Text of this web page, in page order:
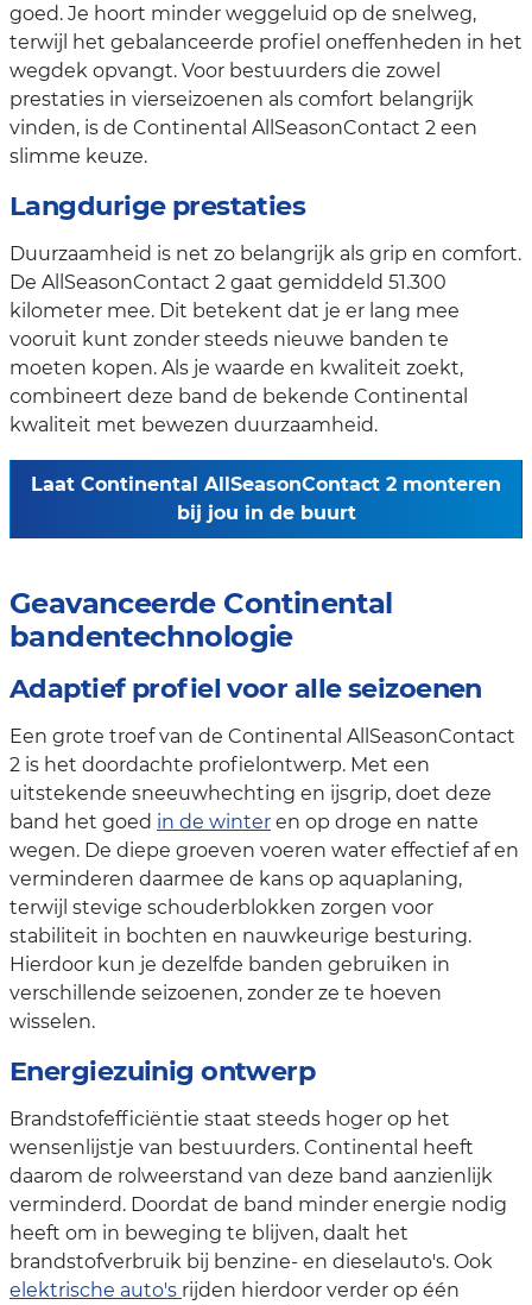
goed. Je hoort minder weggeluid op de snelweg,
terwijl het gebalanceerde profiel oneffenheden in het
wegdek opvangt. Voor bestuurders die zowel
prestaties in vierseizoenen als comfort belangrijk
vinden, is de Continental AllSeasonContact 2 een
slimme keuze.
Langdurige prestaties
Duurzaamheid is net zo belangrijk als grip en comfort.
De AllSeasonContact 2 gaat gemiddeld 51.300
kilometer mee. Dit betekent dat je er lang mee
vooruit kunt zonder steeds nieuwe banden te
moeten kopen. Als je waarde en kwaliteit zoekt,
combineert deze band de bekende Continental
kwaliteit met bewezen duurzaamheid.
Laat Continental AllSeasonContact 2 monteren
bij jou in de buurt
Geavanceerde Continental
bandentechnologie
Adaptief profiel voor alle seizoenen
Een grote troef van de Continental AllSeasonContact
2 is het doordachte profielontwerp. Met een
uitstekende sneeuwhechting en ijsgrip, doet deze
band het goed in de winter en op droge en natte
wegen. De diepe groeven voeren water effectief af en
verminderen daarmee de kans op aquaplaning,
terwijl stevige schouderblokken zorgen voor
stabiliteit in bochten en nauwkeurige besturing.
Hierdoor kun je dezelfde banden gebruiken in
verschillende seizoenen, zonder ze te hoeven
wisselen.
Energiezuinig ontwerp
Brandstofefficiëntie staat steeds hoger op het
wensenlijstje van bestuurders. Continental heeft
daarom de rolweerstand van deze band aanzienlijk
verminderd. Doordat de band minder energie nodig
heeft om in beweging te blijven, daalt het
brandstofverbruik bij benzine- en dieselauto's. Ook
elektrische auto's rijden hierdoor verder op één